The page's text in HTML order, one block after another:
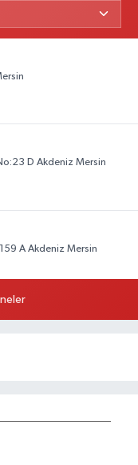
D Akdeniz Mersin
A Akdeniz Mersin